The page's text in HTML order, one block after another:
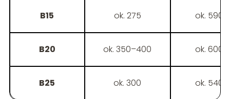
B15 ok. 275 ok. 590
B20 ok. 350–400 ok. 600
B25 ok. 300 ok. 540